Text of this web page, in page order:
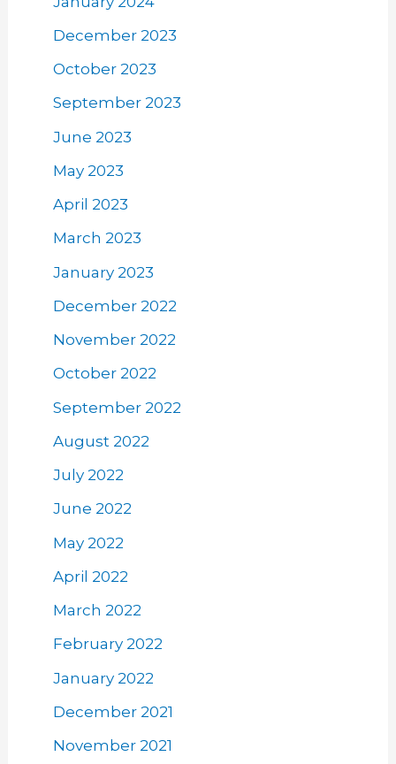
December 2023
October 2023
September 2023
June 2023
May 2023
April 2023
March 2023
January 2023
December 2022
November 2022
October 2022
September 2022
August 2022
July 2022
June 2022
May 2022
April 2022
March 2022
February 2022
January 2022
December 2021
November 2021